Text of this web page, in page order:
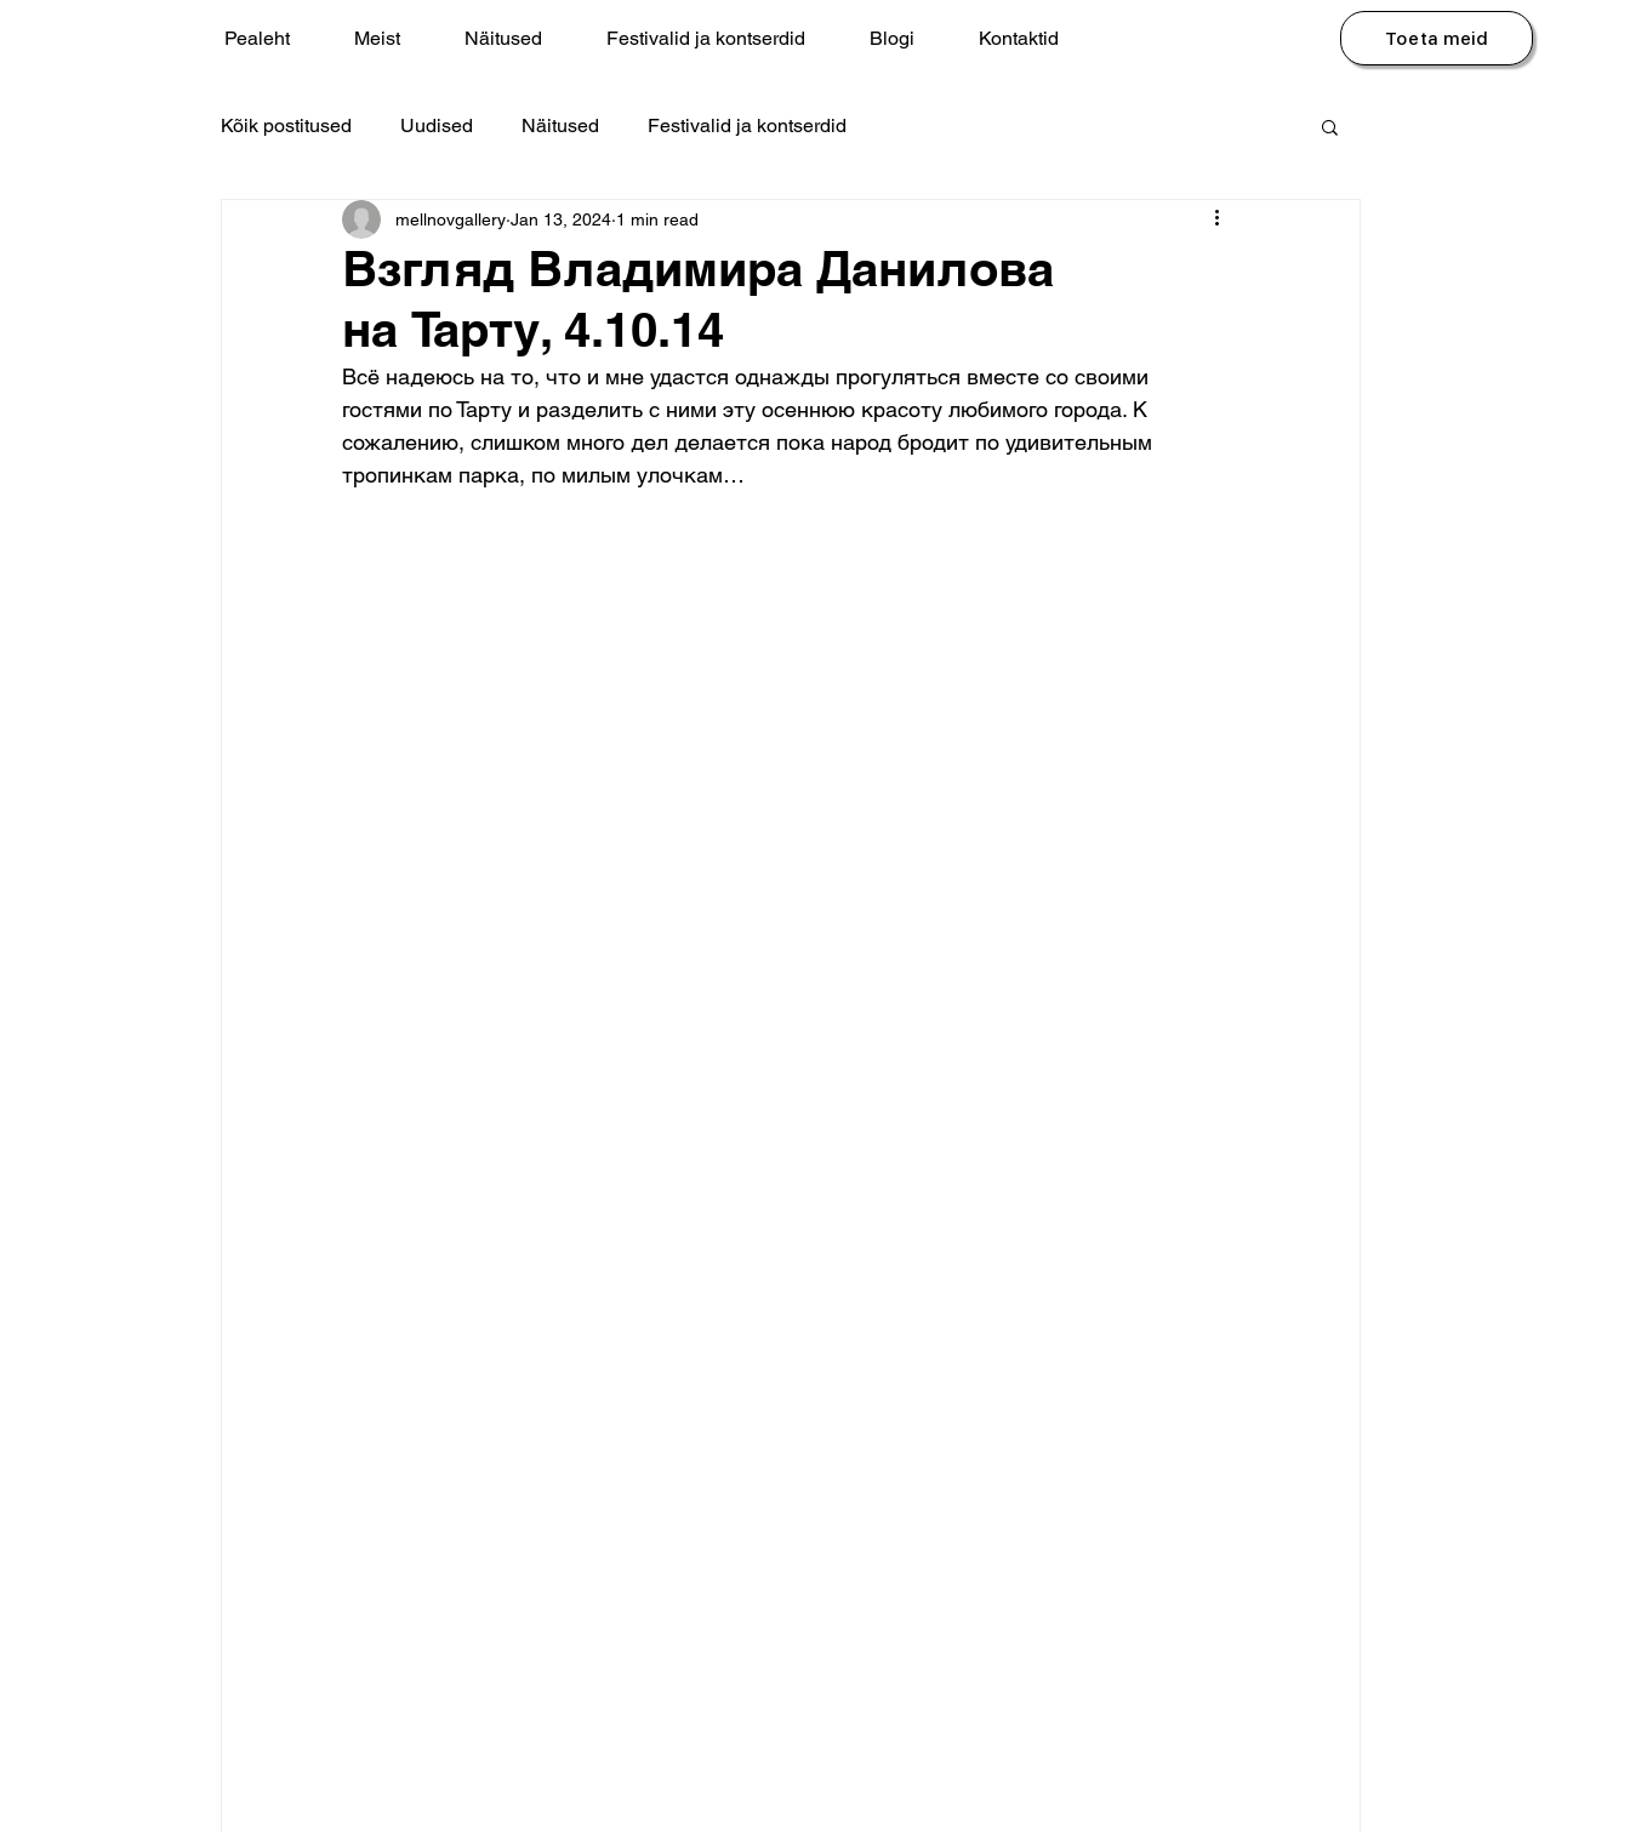
Pealeht Meist Näitused Festivalid ja kontserdid Blogi Kontaktid Toeta meid
Kõik postitused Uudised Näitused Festivalid ja kontserdid
Взгляд Владимира Данилова
на Тарту, 4.10.14
mellnovgallery Jan 13, 2024 1 min read
Всё надеюсь на то, что и мне удастся однажды прогуляться вместе со своими
гостями по Тарту и разделить с ними эту осеннюю красоту любимого города. К
сожалению, слишком много дел делается пока народ бродит по удивительным
тропинкам парка, по милым улочкам…